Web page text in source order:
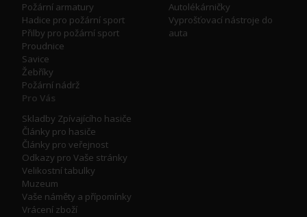
Požární armatury
Hadice pro požární sport
Přilby pro požární sport
Proudnice
Savice
Žebříky
Požární nádrž
Autolékárničky
Vyprošťovací nástroje do
auta
Pro Vás
Skladby Zpívajícího hasiče
Články pro hasiče
Články pro veřejnost
Odkazy pro Vaše stránky
Velikostní tabulky
Muzeum
Vaše náměty a přípomínky
Vrácení zboží